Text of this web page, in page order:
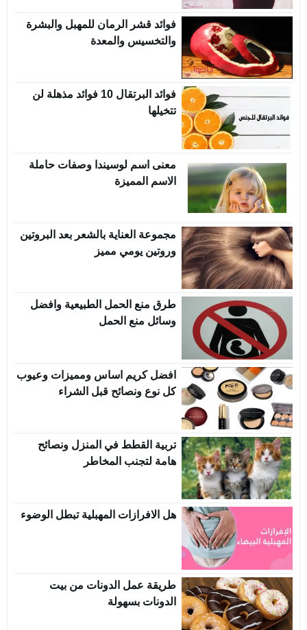
فوائد قشر الرمان للمهبل والبشرة
والتخسيس والمعدة
فوائد البرتقال 10 فوائد مذهلة لن
تتخيلها
معنى اسم لوسيندا وصفات حاملة
الاسم المميزة
مجموعة العناية بالشعر بعد البروتين
وروتين يومي مميز
طرق منع الحمل الطبيعية وافضل
وسائل منع الحمل
افضل كريم اساس ومميزات وعيوب
كل نوع ونصائح قبل الشراء
تربية القطط في المنزل ونصائح
هامة لتجنب المخاطر
هل الافرازات المهبلية تبطل الوضوء
طريقة عمل الدونات من بيت
الدونات بسهولة